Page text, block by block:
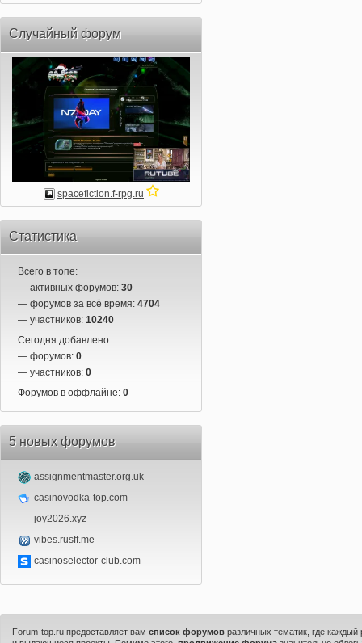
Случайный форум
spacefiction.f-rpg.ru
Статистика
Всего в топе:
— активных форумов: 30
— форумов за всё время: 4704
— участников: 10240
Сегодня добавлено:
— форумов: 0
— участников: 0
Форумов в оффлайне: 0
5 новых форумов
assignmentmaster.org.uk
casinovodka-top.com
joy2026.xyz
vibes.rusff.me
casinoselector-club.com
Forum-top.ru предоставляет вамсписок форумов различных тематик, где